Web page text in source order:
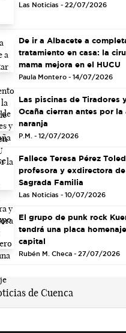
Las Noticias - 22/07/2026
De ir a Albacete a
tratamiento en casa: la
mama mejora en el HUCU
Paula Montero - 14/07/2026
Las piscinas de Tiradores
Ocaña cierran antes por la
naranja
P.M. - 12/07/2026
Fallece Teresa Pérez
profesora y exdirectora de
Sagrada Familia
Las Noticias - 10/07/2026
El grupo de punk rock
tendrá una placa
capital
Rubén M. Checa - 27/07/2026